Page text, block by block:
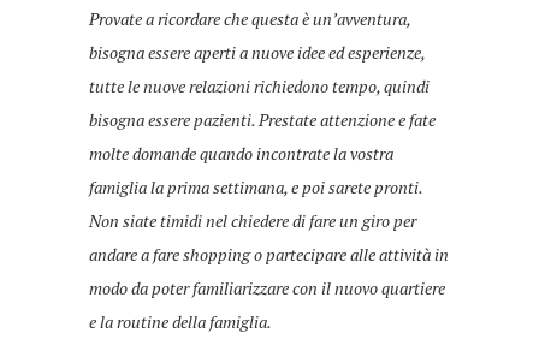
Provate a ricordare che questa è un’avventura,
bisogna essere aperti a nuove idee ed esperienze,
tutte le nuove relazioni richiedono tempo, quindi
bisogna essere pazienti. Prestate attenzione e fate
molte domande quando incontrate la vostra
famiglia la prima settimana, e poi sarete pronti.
Non siate timidi nel chiedere di fare un giro per
andare a fare shopping o partecipare alle attività in
modo da poter familiarizzare con il nuovo quartiere
e la routine della famiglia.